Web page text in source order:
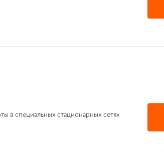
в специальных стационарных сетях